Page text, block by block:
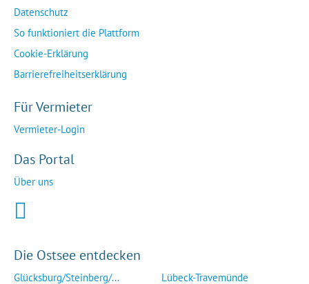
Datenschutz
So funktioniert die Plattform
Cookie-Erklärung
Barrierefreiheitserklärung
Für Vermieter
Vermieter-Login
Das Portal
Über uns
Die Ostsee entdecken
Glücksburg/Steinberg/... Lübeck-Travemünde